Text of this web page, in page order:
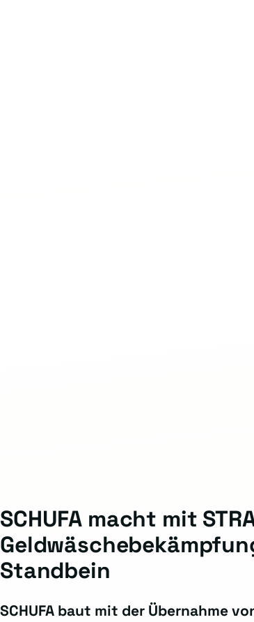
SCHUFA macht mit
Standbein
SCHUFA baut mit der Übernahme